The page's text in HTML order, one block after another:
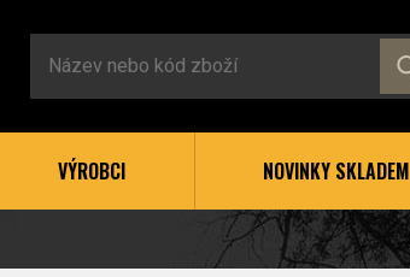
VÝROBCI NOVINKY SKLADEM